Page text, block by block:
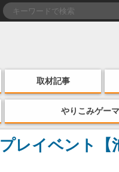
取材記事
やりこみゲー
レイベント【